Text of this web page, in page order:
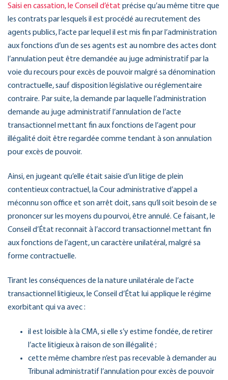
Saisi en cassation, le Conseil d’état précise qu’au même titre que
les contrats par lesquels il est procédé au recrutement des
agents publics, l’acte par lequel il est mis fin par l’administration
aux fonctions d’un de ses agents est au nombre des actes dont
l’annulation peut être demandée au juge administratif par la
voie du recours pour excès de pouvoir malgré sa dénomination
contractuelle, sauf disposition législative ou réglementaire
contraire. Par suite, la demande par laquelle l’administration
demande au juge administratif l’annulation de l’acte
transactionnel mettant fin aux fonctions de l’agent pour
illégalité doit être regardée comme tendant à son annulation
pour excès de pouvoir.
Ainsi, en jugeant qu’elle était saisie d’un litige de plein
contentieux contractuel, la Cour administrative d’appel a
méconnu son office et son arrêt doit, sans qu’il soit besoin de se
prononcer sur les moyens du pourvoi, être annulé. Ce faisant, le
Conseil d’État reconnait à l’accord transactionnel mettant fin
aux fonctions de l’agent, un caractère unilatéral, malgré sa
forme contractuelle.
Tirant les conséquences de la nature unilatérale de l’acte
transactionnel litigieux, le Conseil d’État lui applique le régime
exorbitant qui va avec :
il est loisible à la CMA, si elle s’y estime fondée, de retirer
l’acte litigieux à raison de son illégalité ;
cette même chambre n’est pas recevable à demander au
Tribunal administratif l’annulation pour excès de pouvoir